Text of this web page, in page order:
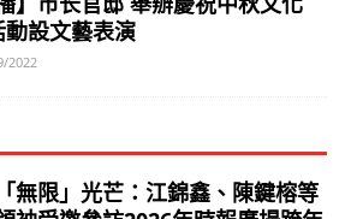
動設文藝表演
2022
無限」光芒：江錦鑫、陳鍵榕等